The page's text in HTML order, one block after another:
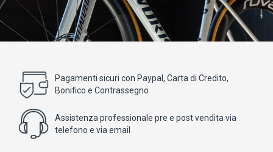
Pagamenti sicuri con Paypal, Carta di Credito,
Bonifico e Contrassegno
Assistenza professionale pre e post vendita via
telefono e via email